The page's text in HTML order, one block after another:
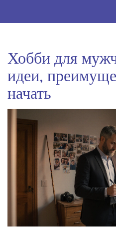
Хобби для
идеи,
начать